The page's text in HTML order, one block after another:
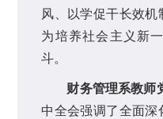
风、以学促干长效机
为培养社会主义新
斗。
财务管理系教师
中全会强调了全面深